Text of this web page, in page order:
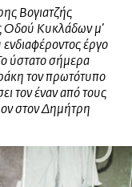
Βογιατζής
Οδού Κυκλάδων μ’
έργο
ύστατο σήμερα
τον πρωτότυπο
τον έναν από τους
στον Δημήτρη